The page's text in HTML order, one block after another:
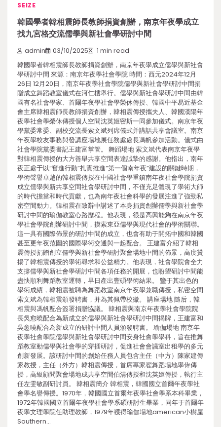
SEIZE
韓國學者韓相震師長教師捐資創辦，南京年夜學成立
找九宮格交流儒學與新社會學研討中間
admin 03/10/2025 1 min read
韓國學者韓相震師長教師捐資創辦，南京年夜學成立儒學與新社會
學研討中間 來源：南京年夜學社會學院 時間：西元2024年12月
26日 12月20日，南京年夜學社會學院儒學與新社會學研討中間捐
贈成立舞蹈教室儀式在河仁樓舉行。儒學與新社會學研討中間由韓
國有名社會學家、首爾年夜學社會學榮休傳授、韓國中平易近基金
會主席韓相震師長教師捐資創辦，韓相震傳授攜夫人、韓國漢陽年
夜學社會學榮休傳授個人空間沈英姬密斯一同參加儀式。南京年夜
學黨委常委、副校交流長索文斌列席儀式并講話共享會議室。南京
年夜學校友事務與發講座場地展任務處處長馮帆參加活動。儀式由
社會學院黨委書記王建富掌管。 舞蹈場地 索文斌代表南京年夜學
對韓相震傳授的大方善舉共享空間表達誠摯的感謝。他指出，南年
夜正處于以“奮進行動”扎實推進“第一個南年夜”建設的關鍵時期，
學術聲譽卓越的韓相震傳授在中國社會學重鎮南年夜社會學院捐資
成立儒學與新共享空間社會學研討中間，不僅充足體現了學術大師
的時代擔當和時代貢獻，也為南年夜社會科學的發展注進了強勁私
密空間動力。韓相震在致辭中講述了本身捐資創辦儒學與新社會學
研討中間的瑜伽教室心路歷程。他表現，很是高興能夠在南京年夜
學社會學院創辦研討中間，摸索東亞儒學與現代社會的學術關聯。
這一具有國際佈景的研討中間的成立，也會有助于開拓中國和韓國
甚至更年夜范圍的國際學術交通與一起配合。 王建富介紹了韓相
震傳授捐贈創立儒學與新社會學研討聚會場地中間的佈景，高度贊
揚了韓相震傳授的學術尋求和公益精力。他表現，社會學院會全力
支撐儒學與新社會學研討中間各項任務的開展，也盼望研討中間能
盡快順利舞蹈教室運轉，早日產出豐碩學術結果。 鑒于其出色的
學術成績，韓相震被聘為舞蹈教室南京年夜學兼職傳授，私密空間
索文斌為韓相震頒發聘書，并為其佩帶校徽。 講座場地 隨后，韓
相震與馮帆配合簽署捐贈協議。 韓相震與南京年夜學社會學院院
長吳愈曉配合為新成立的儒學與新社會學研討中間揭牌，王建富和
吳愈曉配合為新成立的研討中間人員頒發聘書。 瑜伽場地 南京年
夜學社會學院儒學與新社會學研討中間安身社會學學科，旨在推舞
蹈教室動儒學與社會學的穿插研討，促進社會會議室出租學的多元
創新發展。該研討中間的創始任務人員包含主任（中方）陳家建傳
家教授，主任（外方）韓相震傳授，首席專家翟舞蹈場地學偉傳
授，高級顧問聚會場地成共享空間伯清傳授和沈英姬傳授，執行主
任左雯敏副研討員。 韓相震簡介 韓相震，韓國國立首爾年夜學社
會學名譽傳授。1970年，韓國國立首爾年夜學社會學系本科畢業，
1972年韓國國立首爾年夜學社會學系碩研討生畢業，同年于首爾年
夜學文理學院任助理教師，1979年獲得瑜伽場地american小樹屋
Southern…